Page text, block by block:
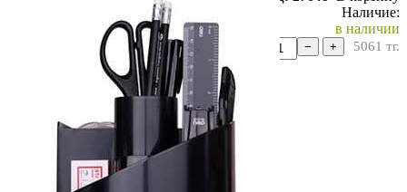
Наличие:
в наличии
5061 тг.
− +